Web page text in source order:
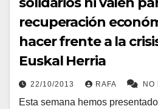
recuperación
hacer frente a la
Euskal Herria
22/10/2013 RAFA NO
Esta semana hemos